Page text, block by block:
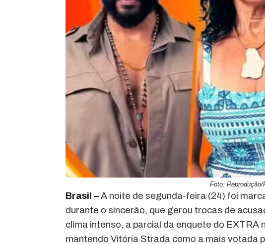
Foto: Reprodução/
Brasil –A noite de segunda-feira (24) foi
durante o sincerão, que gerou trocas de
clima intenso, a parcial da enquete do
mantendo Vitória Strada como a mais votada